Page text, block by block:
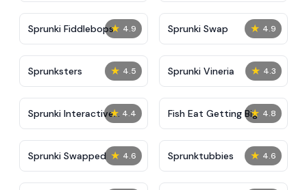
★ 4.9
Sprunki Fiddlebops ★ 4.9
Sprunki Swap
★ 4.5
Sprunksters ★ 4.3
Sprunki Vineria
★ 4.4
Sprunki Interactive
Tunner
★ 4.8
Fish Eat Getting Big
★ 4.6
Sprunki Swapped ★ 4.6
Sprunktubbies